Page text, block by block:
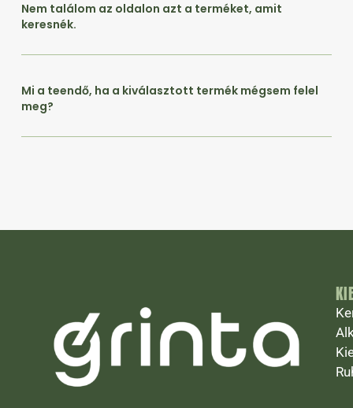
Nem találom az oldalon azt a terméket, amit
keresnék.
Mi a teendő, ha a kiválasztott termék mégsem felel
meg?